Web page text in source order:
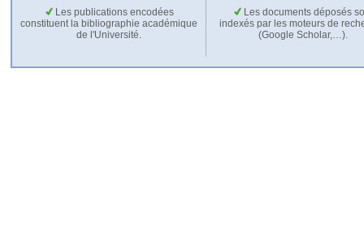
Les publications encodées
constituent la bibliographie académique
de l'Université.
Les documents déposés
indexés par les moteurs de
(Google Scholar,…).